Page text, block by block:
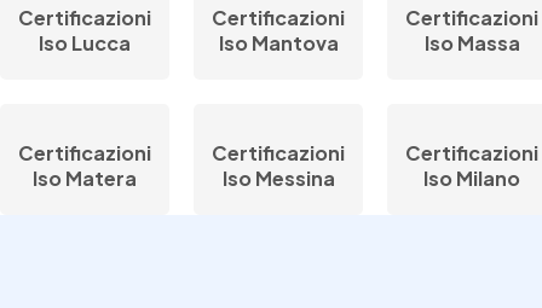
Certificazioni
Iso Lucca
Certificazioni
Iso Mantova
Certificazioni
Iso Massa
Certificazioni
Iso Matera
Certificazioni
Iso Messina
Certificazioni
Iso Milano